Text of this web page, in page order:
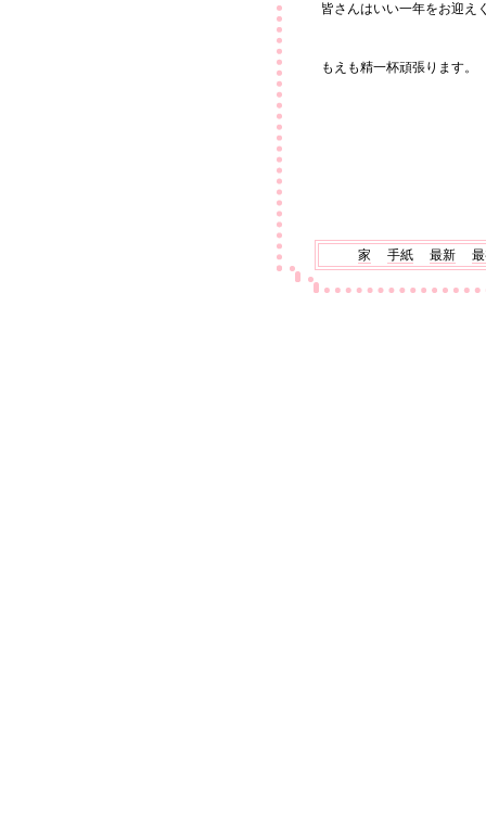
皆さんはいい一年をお迎え
もえも精一杯頑張ります。
家 手紙 最新